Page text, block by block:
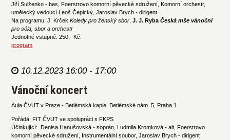
Jiří Sulženko - bas, Foerstrovo komorní pěvecké sdružení, Komorní orchestr,
umělecký vedoucí Leoš Čepický, Jaroslav Brych - dirigent
Na programu: J. KrčekKoledy pro ženský sbor ,J. J. RybaČeská mše vánoční
pro sóla, sbor a orchestr
Jednotné vstupné: 250,- Kč.
program
10.12.2023 16:00 - 17:00
Vánoční koncert
Aula ČVUT v Praze - Betlémská kaple, Betlémské nám. 5, Praha 1
Pořádá: FIT ČVUT ve spolupráci s FKPS
Účinkující: Denisa Hanušovská - soprán, Ludmila Kromková - alt, Foerstrovo
komorní pěvecké sdružení, Instrumentální soubor, Jaroslav Brych - dirigent